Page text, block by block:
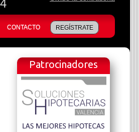
CONTACTO REGÍSTRATE
Patrocinadores